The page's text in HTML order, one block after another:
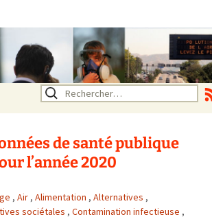
pour
Rechercher :
de santé publique
l’année 2020
, Air , Alimentation , Alternatives ,
sociétales , Contamination infectieuse ,